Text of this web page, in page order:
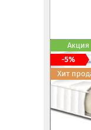
Акция
-5%
Хит